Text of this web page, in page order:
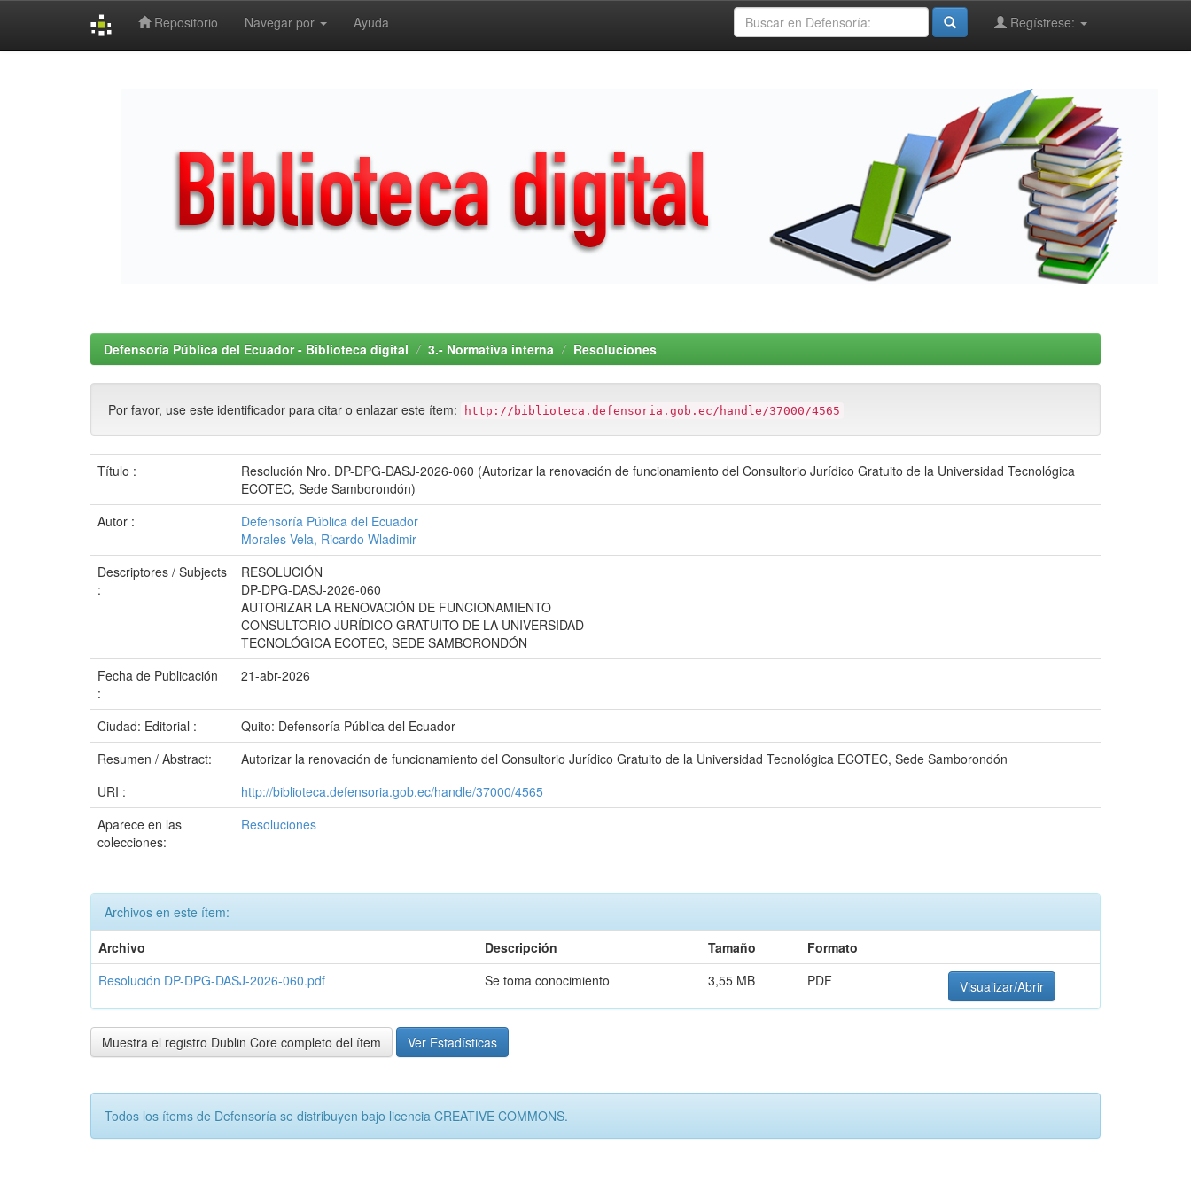
Repositorio Navegar por Ayuda Regístrese:
Defensoría Pública del Ecuador - Biblioteca digital 3.- Normativa interna Resoluciones
Por favor, use este identificador para citar o enlazar este ítem: http://biblioteca.defensoria.gob.ec/handle/37000/4565
Título :
Resolución Nro. DP-DPG-DASJ-2026-060 (Autorizar la renovación de funcionamiento del Consultorio Jurídico Gratuito de la Universidad Tecnológica
ECOTEC, Sede Samborondón)
Autor :
Defensoría Pública del Ecuador
Morales Vela, Ricardo Wladimir
Descriptores / Subjects
:
RESOLUCIÓN
DP-DPG-DASJ-2026-060
AUTORIZAR LA RENOVACIÓN DE FUNCIONAMIENTO
CONSULTORIO JURÍDICO GRATUITO DE LA UNIVERSIDAD
TECNOLÓGICA ECOTEC, SEDE SAMBORONDÓN
Fecha de Publicación
:
21-abr-2026
Ciudad: Editorial :
Quito: Defensoría Pública del Ecuador
Resumen / Abstract:
Autorizar la renovación de funcionamiento del Consultorio Jurídico Gratuito de la Universidad Tecnológica ECOTEC, Sede Samborondón
URI :
http://biblioteca.defensoria.gob.ec/handle/37000/4565
Aparece en las
colecciones:
Resoluciones
Archivos en este ítem:
Archivo
Descripción Tamaño
Formato
Resolución DP-DPG-DASJ-2026-060.pdf
Se toma conocimiento 3,55 MB PDF Visualizar/Abrir
Muestra el registro Dublin Core completo del ítem Ver Estadísticas
Todos los ítems de Defensoría se distribuyen bajo licencia CREATIVE COMMONS.